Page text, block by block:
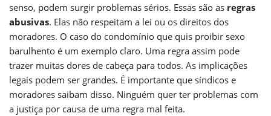
senso, podem surgir problemas sérios. Essas são as regras
abusivas. Elas não respeitam a lei ou os direitos dos
moradores. O caso do condomínio que quis proibir sexo
barulhento é um exemplo claro. Uma regra assim pode
trazer muitas dores de cabeça para todos. As implicações
legais podem ser grandes. É importante que síndicos e
moradores saibam disso. Ninguém quer ter problemas com
a justiça por causa de uma regra mal feita.